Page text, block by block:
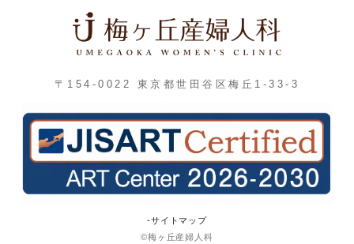
〒154-0022 東京都世田谷区梅丘1-33-3
-サイトマップ
©梅ヶ丘産婦人科